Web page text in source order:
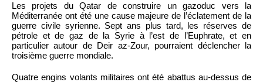
Les projets du Qatar de construire un gazoduc vers la
Méditerranée ont été une cause majeure de l’éclatement de la
guerre civile syrienne. Sept ans plus tard, les réserves de
pétrole et de gaz de la Syrie à l’est de l’Euphrate, et en
particulier autour de Deir az-Zour, pourraient déclencher la
troisième guerre mondiale.
Quatre engins volants militaires ont été abattus au-dessus de